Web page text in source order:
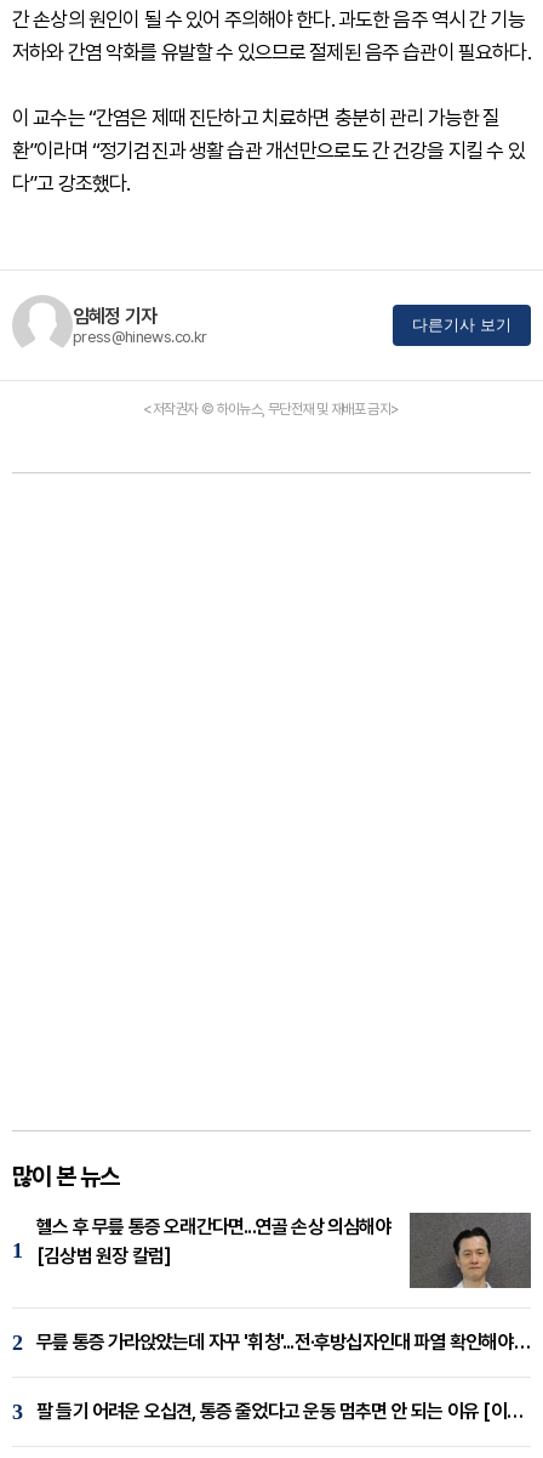
간 손상의 원인이 될 수 있어 주의해야 한다. 과도한 음주 역시 간 기능
저하와 간염 악화를 유발할 수 있으므로 절제된 음주 습관이 필요하다.
이 교수는 “간염은 제때 진단하고 치료하면 충분히 관리 가능한 질
환”이라며 “정기검진과 생활 습관 개선만으로도 간 건강을 지킬 수 있
다”고 강조했다.
임혜정 기자
press@hinews.co.kr
다른기사 보기
<저작권자 © 하이뉴스, 무단전재 및 재배포 금지>
많이 본 뉴스
1
헬스 후 무릎 통증 오래간다면...연골 손상 의심해야
[김상범 원장 칼럼]
2 무릎 통증 가라앉았는데 자꾸 '휘청'...전·후방십자인대 파열 확인해야 [곽우경 원장 칼럼]
3 팔 들기 어려운 오십견, 통증 줄었다고 운동 멈추면 안 되는 이유 [이병욱 원장 칼럼]